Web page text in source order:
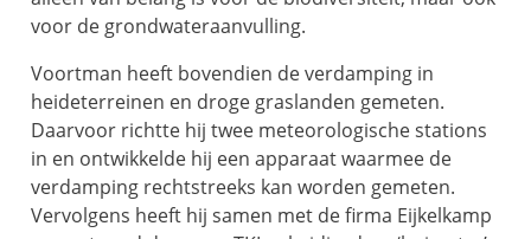
voor de grondwateraanvulling.
Voortman heeft bovendien de verdamping in
heideterreinen en droge graslanden gemeten.
Daarvoor richtte hij twee meteorologische stations
in en ontwikkelde hij een apparaat waarmee de
verdamping rechtstreeks kan worden gemeten.
Vervolgens heeft hij samen met de firma Eijkelkamp